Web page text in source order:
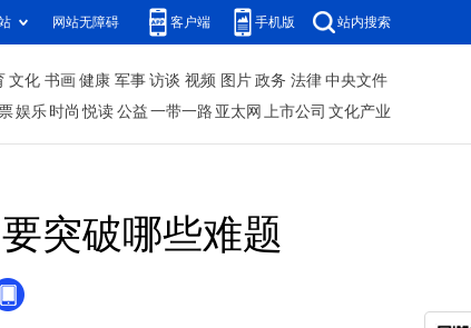
网站无障碍 客户端 手机版 站内搜索
文化 书画 健康 军事 访谈 视频 图片 政务 法律 中央文件
娱乐 时尚 悦读 公益 一带一路 亚太网 上市公司 文化产业
突破哪些难题